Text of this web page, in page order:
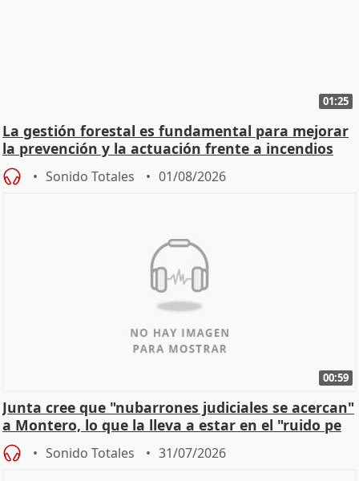
01:25
La gestión forestal es fundamental para mejorar
la prevención y la actuación frente a incendios
Sonido Totales 01/08/2026
00:59
Junta cree que "nubarrones judiciales se acercan"
a Montero, lo que la lleva a estar en el "ruido pe
Sonido Totales 31/07/2026